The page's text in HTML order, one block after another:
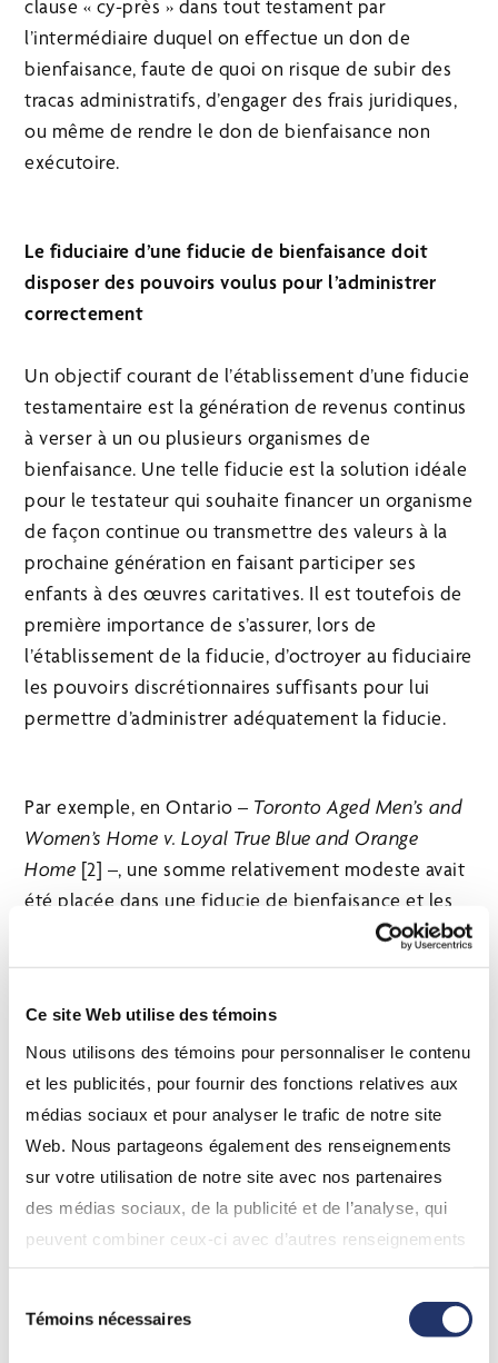
Ce site Web utilise des témoins
Nous utilisons des témoins pour personnaliser le contenu
et les publicités, pour fournir des fonctions relatives aux
médias sociaux et pour analyser le trafic de notre site
Web. Nous partageons également des renseignements
sur votre utilisation de notre site avec nos partenaires
des médias sociaux, de la publicité et de l’analyse, qui
peuvent combiner ceux-ci avec d’autres renseignements
que vous leur avez fournis ou qu’ils ont collectés lors de
votre utilisation de leurs services. En continuant d’utiliser
notre site Web, vous consentez à l’utilisation de nos
Témoins nécessaires
clause « cy-près » dans tout testament par
l’intermédiaire duquel on effectue un don de
bienfaisance, faute de quoi on risque de subir des
tracas administratifs, d’engager des frais juridiques,
ou même de rendre le don de bienfaisance non
exécutoire.
Le fiduciaire d’une fiducie de bienfaisance doit
disposer des pouvoirs voulus pour l’administrer
correctement
Un objectif courant de l’établissement d’une fiducie
testamentaire est la génération de revenus continus
à verser à un ou plusieurs organismes de
bienfaisance. Une telle fiducie est la solution idéale
pour le testateur qui souhaite financer un organisme
de façon continue ou transmettre des valeurs à la
prochaine génération en faisant participer ses
enfants à des œuvres caritatives. Il est toutefois de
première importance de s’assurer, lors de
l’établissement de la fiducie, d’octroyer au fiduciaire
les pouvoirs discrétionnaires suffisants pour lui
permettre d’administrer adéquatement la fiducie.
Par exemple, en Ontario – Toronto Aged Men’s and
Women’s Home v. Loyal True Blue and Orange
Home [2] –, une somme relativement modeste avait
été placée dans une fiducie de bienfaisance et les
revenus qu’elle générait étaient versés annuellement
à deux organismes caritatifs. Après quelques années
toutefois, la fiducie n’arrivait plus à générer des
revenus suffisants pour poursuivre les versements
prévus. Elle risquait donc de voir son
enregistrement à titre d’organisme de bienfaisance
révoqué. Les organismes bénéficiaires ont alors
demandé aux tribunaux de modifier l’acte de
fiducie afin de permettre à celle-ci de débourser
ses revenus et ses gains en capital, ce qui assurerait
le respect des quotas de distribution. La cour a
autorisé la modification demandée, mais il aurait
été plus prudent, lors de l’établissement de la